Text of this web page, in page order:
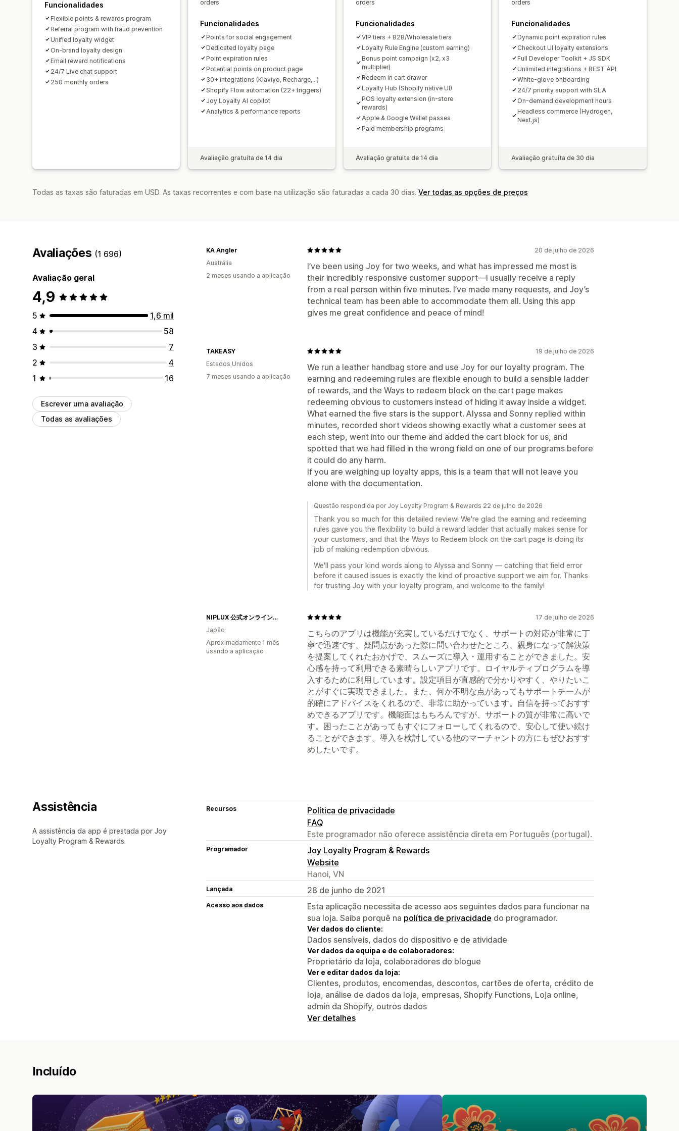
API e webhooks
Funcionalidades
Flexible points & rewards program
Referral program with fraud prevention
Unified loyalty widget
On-brand loyalty design
Email reward notifications
24/7 Live chat support
250 monthly orders
orders
Funcionalidades
Points for social engagement
Dedicated loyalty page
Point expiration rules
Potential points on product page
30+ integrations (Klaviyo, Recharge,...)
Shopify Flow automation (22+ triggers)
Joy Loyalty AI copilot
Analytics & performance reports
Avaliação gratuita de 14 dia
orders
Funcionalidades
VIP tiers + B2B/Wholesale tiers
Loyalty Rule Engine (custom earning)
Bonus point campaign (x2, x3
multiplier)
Redeem in cart drawer
Loyalty Hub (Shopify native UI)
POS loyalty extension (in-store
rewards)
Apple & Google Wallet passes
Paid membership programs
Avaliação gratuita de 14 dia
orders
Funcionalidades
Dynamic point expiration rules
Checkout UI loyalty extensions
Full Developer Toolkit + JS SDK
Unlimited integrations + REST API
White-glove onboarding
24/7 priority support with SLA
On-demand development hours
Headless commerce (Hydrogen,
Next.js)
Avaliação gratuita de 30 dia
Todas as taxas são faturadas em USD. As taxas recorrentes e com base na utilização são faturadas a cada 30 dias. Ver todas as opções de preços
Avaliações (1 696)
Avaliação geral
4,9
5
1,6 mil
4
58
3
7
2
4
1
16
Escrever uma avaliação
Todas as avaliações
20 de julho de 2026
I’ve been using Joy for two weeks, and what has impressed me most is
their incredibly responsive customer support—I usually receive a reply
from a real person within five minutes. I’ve made many requests, and Joy’s
technical team has been able to accommodate them all. Using this app
gives me great confidence and peace of mind!
KA Angler
Austrália
2 meses usando a aplicação
19 de julho de 2026
We run a leather handbag store and use Joy for our loyalty program. The
earning and redeeming rules are flexible enough to build a sensible ladder
of rewards, and the Ways to redeem block on the cart page makes
redeeming obvious to customers instead of hiding it away inside a widget.
What earned the five stars is the support. Alyssa and Sonny replied within
minutes, recorded short videos showing exactly what a customer sees at
each step, went into our theme and added the cart block for us, and
spotted that we had filled in the wrong field on one of our programs before
it could do any harm.
If you are weighing up loyalty apps, this is a team that will not leave you
alone with the documentation.
TAKEASY
Estados Unidos
7 meses usando a aplicação
Questão respondida por Joy Loyalty Program & Rewards 22 de julho de 2026
Thank you so much for this detailed review! We're glad the earning and redeeming
rules gave you the flexibility to build a reward ladder that actually makes sense for
your customers, and that the Ways to Redeem block on the cart page is doing its
job of making redemption obvious.
We'll pass your kind words along to Alyssa and Sonny — catching that field error
before it caused issues is exactly the kind of proactive support we aim for. Thanks
for trusting Joy with your loyalty program, and welcome to the family!
17 de julho de 2026
こちらのアプリは機能が充実しているだけでなく、サポートの対応が非常に丁
寧で迅速です。疑問点があった際に問い合わせたところ、親身になって解決策
を提案してくれたおかげで、スムーズに導入・運用することができました。安
心感を持って利用できる素晴らしいアプリです。ロイヤルティプログラムを導
入するために利用しています。設定項目が直感的で分かりやすく、やりたいこ
とがすぐに実現できました。また、何か不明な点があってもサポートチームが
的確にアドバイスをくれるので、非常に助かっています。自信を持っておすす
めできるアプリです。機能面はもちろんですが、サポートの質が非常に高いで
す。困ったことがあってもすぐにフォローしてくれるので、安心して使い続け
ることができます。導入を検討している他のマーチャントの方にもぜひおすす
めしたいです。
NIPLUX 公式オンラインストア
Japão
Aproximadamente 1 mês
usando a aplicação
Assistência
A assistência da app é prestada por Joy
Loyalty Program & Rewards.
Recursos
Política de privacidade
FAQ
Este programador não oferece assistência direta em Português (portugal).
Programador
Joy Loyalty Program & Rewards
Website
Hanoi, VN
Lançada 28 de junho de 2021
Acesso aos dados
Esta aplicação necessita de acesso aos seguintes dados para funcionar na
sua loja. Saiba porquê na política de privacidade do programador.
Ver dados do cliente:
Dados sensíveis, dados do dispositivo e de atividade
Ver dados da equipa e de colaboradores:
Proprietário da loja, colaboradores do blogue
Ver e editar dados da loja:
Clientes, produtos, encomendas, descontos, cartões de oferta, crédito de
loja, análise de dados da loja, empresas, Shopify Functions, Loja online,
admin da Shopify, outros dados
Ver detalhes
Incluído